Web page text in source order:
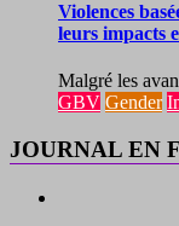
Violences
leurs impacts
Malgré les
GBV Gender
JOURNAL EN